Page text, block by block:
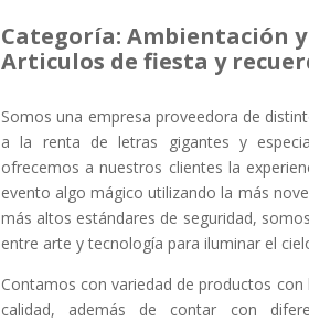
Categoría: Ambientación
Articulos de fiesta y
Somos una empresa proveedora de
a la renta de letras gigantes y
ofrecemos a nuestros clientes la
evento algo mágico utilizando la más
más altos estándares de seguridad,
entre arte y tecnología para iluminar el
Contamos con variedad de productos
calidad, además de contar con